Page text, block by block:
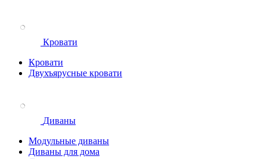
Кровати
Кровати
Двухъярусные кровати
Диваны
Модульные диваны
Диваны для дома